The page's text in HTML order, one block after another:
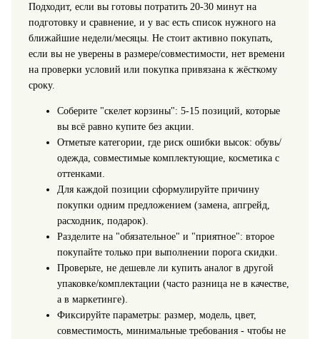
Подходит, если вы готовы потратить 20-30 минут на
подготовку и сравнение, и у вас есть список нужного на
ближайшие недели/месяцы. Не стоит активно покупать,
если вы не уверены в размере/совместимости, нет времени
на проверки условий или покупка привязана к жёсткому
сроку.
Соберите "скелет корзины": 5-15 позиций, которые
вы всё равно купите без акции.
Отметьте категории, где риск ошибки высок: обувь/
одежда, совместимые комплектующие, косметика с
оттенками.
Для каждой позиции сформулируйте причину
покупки одним предложением (замена, апгрейд,
расходник, подарок).
Разделите на "обязательное" и "приятное": второе
покупайте только при выполнении порога скидки.
Проверьте, не дешевле ли купить аналог в другой
упаковке/комплектации (часто разница не в качестве,
а в маркетинге).
Фиксируйте параметры: размер, модель, цвет,
совместимость, минимальные требования - чтобы не